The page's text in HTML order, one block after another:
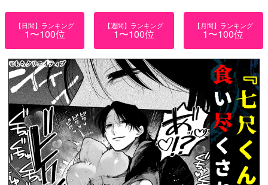
【日間】ランキング
1〜100位
【週間】ランキング
1〜100位
【月間】ランキング
1〜100位